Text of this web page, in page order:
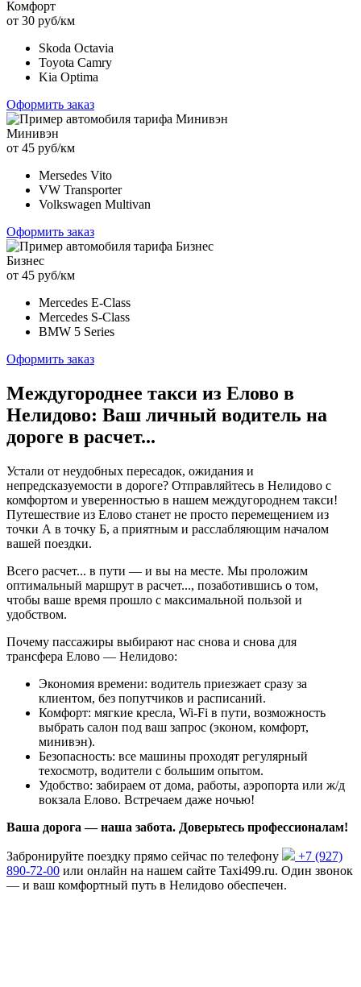
Комфорт
от 30 руб/км
Skoda Octavia
Toyota Camry
Kia Optima
Оформить заказ
Минивэн
от 45 руб/км
Mersedes Vito
VW Transporter
Volkswagen Multivan
Оформить заказ
Бизнес
от 45 руб/км
Mercedes E-Class
Mercedes S-Class
BMW 5 Series
Оформить заказ
Междугороднее такси из Елово в
Нелидово: Ваш личный водитель на
дороге в расчет...
Устали от неудобных пересадок, ожидания и
непредсказуемости в дороге? Отправляйтесь в Нелидово с
комфортом и уверенностью в нашем междугороднем такси!
Путешествие из Елово станет не просто перемещением из
точки А в точку Б, а приятным и расслабляющим началом
вашей поездки.
Всего расчет... в пути — и вы на месте. Мы проложим
оптимальный маршрут в расчет..., позаботившись о том,
чтобы ваше время прошло с максимальной пользой и
удобством.
Почему пассажиры выбирают нас снова и снова для
трансфера Елово — Нелидово:
Экономия времени: водитель приезжает сразу за
клиентом, без попутчиков и расписаний.
Комфорт: мягкие кресла, Wi-Fi в пути, возможность
выбрать салон под ваш запрос (эконом, комфорт,
минивэн).
Безопасность: все машины проходят регулярный
техосмотр, водители с большим опытом.
Удобство: забираем от дома, работы, аэропорта или ж/д
вокзала Елово. Встречаем даже ночью!
Ваша дорога — наша забота. Доверьтесь профессионалам!
Забронируйте поездку прямо сейчас по телефону
+7 (927)
890-72-00 или онлайн на нашем сайте Taxi499.ru. Один звонок
— и ваш комфортный путь в Нелидово обеспечен.